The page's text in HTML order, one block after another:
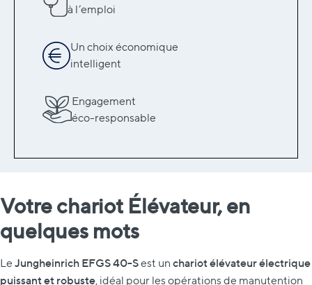
à l’emploi
Un choix économique
intelligent
Engagement
éco-responsable
Votre chariot Élévateur, en
quelques mots
Le Jungheinrich EFGS 40-Sest un chariot élévateur électrique
puissant et robuste, idéal pour les opérations de manutention